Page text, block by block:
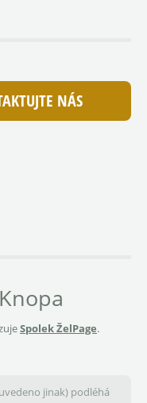
NÁS
Spolek ŽelPage.
jinak) podléhá